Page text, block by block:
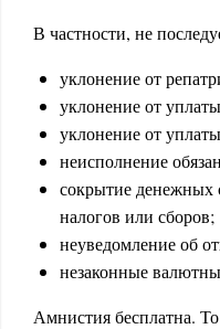
В частности, не
уклонение от
уклонение от
уклонение от
неисполнение
сокрытие денежных
налогов или сборов;
неуведомление об
незаконные
Амнистия бесплатна.